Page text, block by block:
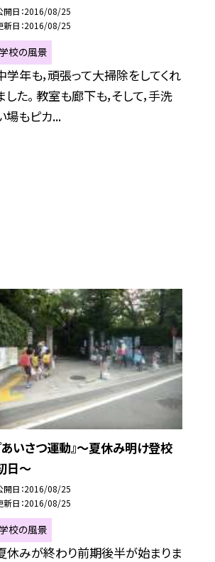
開日 2016/08/25
新日 2016/08/25
校の風景
学年も，頑張って大掃除をしてくれ
した。 教室も廊下も，そして，手洗
場もピカ...
あいさつ運動』〜夏休み明け登校
日〜
開日 2016/08/25
新日 2016/08/25
校の風景
休みが終わり前期後半が始まりま